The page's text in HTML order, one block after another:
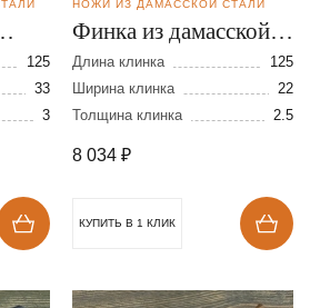
125
33
3
НОЖИ ИЗ ДАМАССКОЙ СТАЛИ
Финка из дамасской
стали
Длина клинка
125
Ширина клинка
22
Толщина клинка
2.5
8 034 ₽
КУПИТЬ В 1 КЛИК